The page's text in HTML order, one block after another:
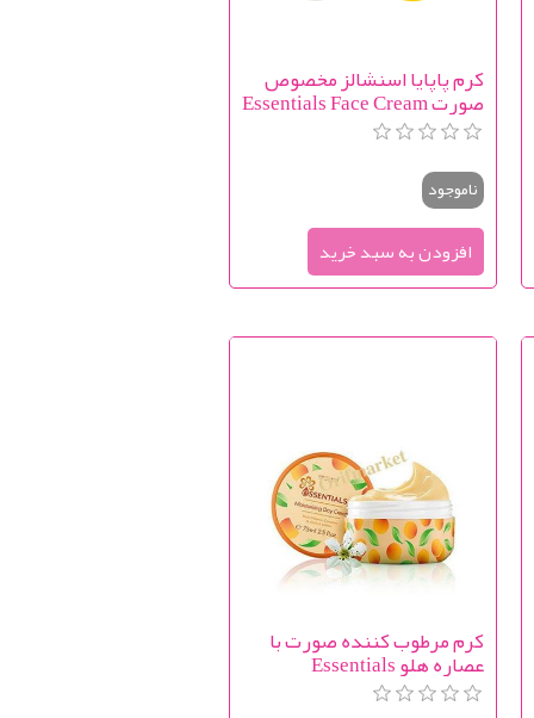
کرم پاپایا اسنشالز مخصوص
صورت Essentials Face Cream
Papaya
ناموجود
کرم مرطوب کننده صورت با
عصاره هلو Essentials
Moisturising Day Cream